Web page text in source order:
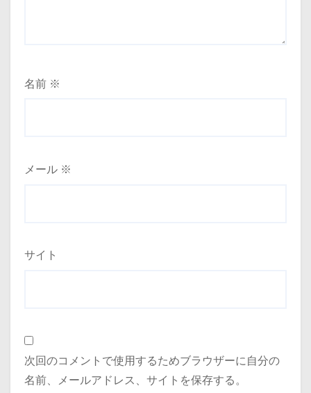
名前 ※
メール ※
サイト
次回のコメントで使用するためブラウザーに自分の
名前、メールアドレス、サイトを保存する。